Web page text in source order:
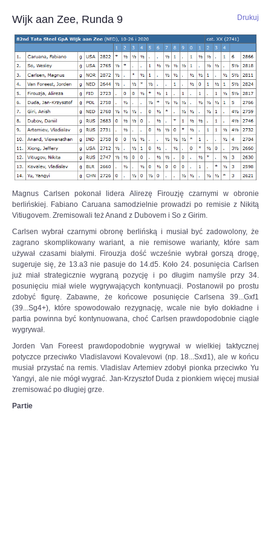
Drukuj
Wijk aan Zee, Runda 9
Magnus Carlsen pokonał lidera Alirezę Firouzję czarnymi w obronie
berlińskiej. Fabiano Caruana samodzielnie prowadzi po remisie z Nikitą
Vitiugovem. Zremisowali też Anand z Dubovem i So z Girim.
Carlsen wybrał czarnymi obronę berlińską i musiał być zadowolony, że
zagrano skomplikowany wariant, a nie remisowe warianty, które sam
używał czasami białymi. Firouzja dość wcześnie wybrał gorszą drogę,
sugeruje się, że 13.a3 nie pasuje do 14.d5. Koło 24. posunięcia Carlsen
już miał strategicznie wygraną pozycję i po długim namyśle przy 34.
posunięciu miał wiele wygrywających kontynuacji. Postanowił po prostu
zdobyć figurę. Zabawne, że końcowe posunięcie Carlsena 39...Gxf1
(39...Sg4+), które spowodowało rezygnację, wcale nie było dokładne i
partia powinna być kontynuowana, choć Carlsen prawdopodobnie ciągle
wygrywał.
Jorden Van Foreest prawdopodobnie wygrywał w wielkiej taktycznej
potyczce przeciwko Vladislavowi Kovalevowi (np. 18...Sxd1), ale w końcu
musiał przystać na remis. Vladislav Artemiev zdobył pionka przeciwko Yu
Yangyi, ale nie mógł wygrać. Jan-Krzysztof Duda z pionkiem więcej musiał
zremisować po długiej grze.
Partie